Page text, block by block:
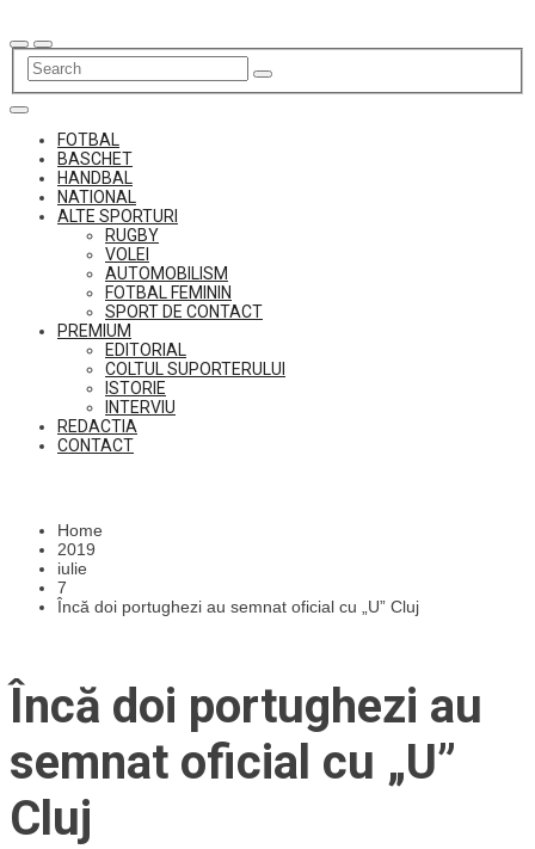
to
content
FOTBAL
BASCHET
HANDBAL
NATIONAL
ALTE SPORTURI
RUGBY
VOLEI
AUTOMOBILISM
FOTBAL FEMININ
SPORT DE CONTACT
PREMIUM
EDITORIAL
COLTUL SUPORTERULUI
ISTORIE
INTERVIU
REDACTIA
CONTACT
Home
2019
iulie
7
Încă doi portughezi au semnat oficial cu „U” Cluj
Încă doi portughezi au
semnat oficial cu „U”
Cluj